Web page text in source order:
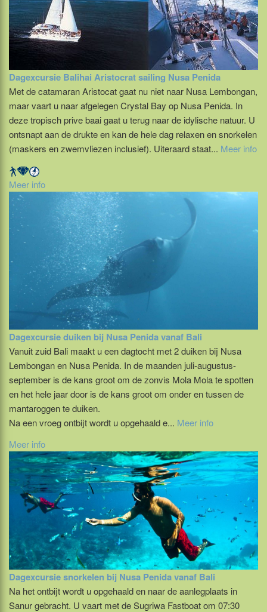
Dagexcursie Balihai Aristocrat sailing Nusa Penida
Met de catamaran Aristocat gaat nu niet naar Nusa Lembongan,
maar vaart u naar afgelegen Crystal Bay op Nusa Penida. In
deze tropisch prive baai gaat u terug naar de idylische natuur. U
ontsnapt aan de drukte en kan de hele dag relaxen en snorkelen
(maskers en zwemvliezen inclusief). Uiteraard staat... Meer info
Meer info
Dagexcursie duiken bij Nusa Penida vanaf Bali
Vanuit zuid Bali maakt u een dagtocht met 2 duiken bij Nusa
Lembongan en Nusa Penida. In de maanden juli-augustus-
september is de kans groot om de zonvis Mola Mola te spotten
en het hele jaar door is de kans groot om onder en tussen de
mantaroggen te duiken.
Na een vroeg ontbijt wordt u opgehaald e... Meer info
Meer info
Dagexcursie snorkelen bij Nusa Penida vanaf Bali
Na het ontbijt wordt u opgehaald en naar de aanlegplaats in
Sanur gebracht. U vaart met de Sugriwa Fastboat om 07:30